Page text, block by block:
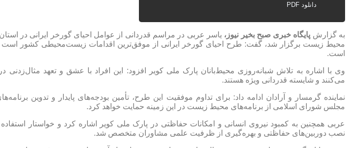
دانلود PDF
به گزارش پایگاه خبری صبح بخیر نیوز، یاسر عربی در مراسم قدردانی از عوامل احیای گورخر ایرانی در
محیط زیست برگزار شد، گفت: طرح احیای گورخر ایرانی از موفق‌ترین اقدامات زیست‌محیطی کشور است
است.
وی با اشاره به تلاش شبانه‌روزی محیط‌بانان پارک ملی کویر افزود: این افراد با عشق و تعهد مثال‌زدنی
می‌کنند و شایسته قدردانی ویژه هستند.
نماینده گرمسار و آرادان ادامه داد: برای تداوم موفقیت این طرح، تأمین بودجه‌های پایدار و تدوین
مجلس شورای اسلامی از برنامه‌های محیط زیست در این زمینه حمایت خواهد کرد.
عربی همچنین به کمبود نیروی انسانی و امکانات حفاظتی در پارک ملی کویر اشاره کرد و خواستار
نصب دوربین‌های حفاظتی و بهره‌گیری از ظرفیت علمی مشاوران متخصص شد.